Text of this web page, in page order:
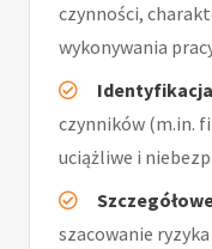
czynności,
wykonywania
czynników (m.in.
uciążliwe i
szacowanie